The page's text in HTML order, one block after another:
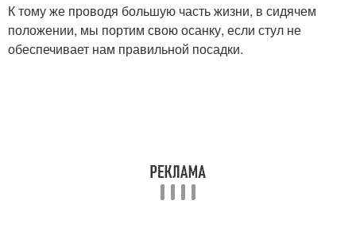
К тому же проводя большую часть жизни, в сидячем
положении, мы портим свою осанку, если стул не
обеспечивает нам правильной посадки.